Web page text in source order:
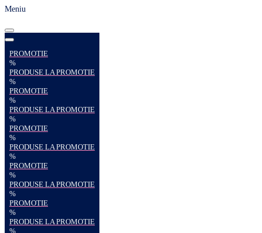
Meniu
PROMOTIE
%
PRODUSE LA PROMOTIE
%
PROMOTIE
%
PRODUSE LA PROMOTIE
%
PROMOTIE
%
PRODUSE LA PROMOTIE
%
PROMOTIE
%
PRODUSE LA PROMOTIE
%
PROMOTIE
%
PRODUSE LA PROMOTIE
%